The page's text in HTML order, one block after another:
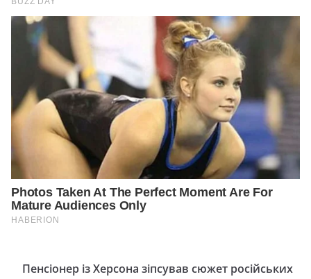
Пенсіонер із Херсона зіпсував сюжет російських